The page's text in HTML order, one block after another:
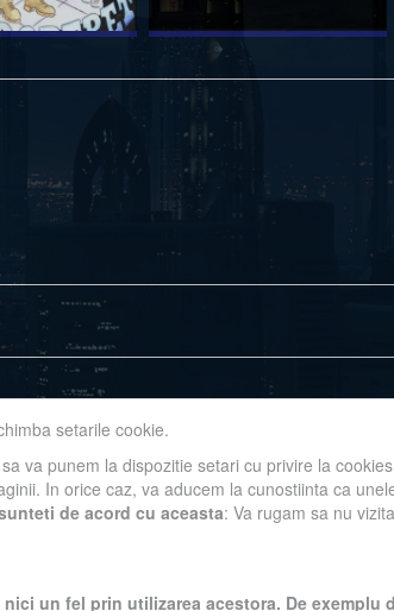
setarile cookie.
va punem la dispozitie setari cu privire la
In orice caz, va aducem la cunostiinta ca
de acord cu aceasta: Va rugam sa nu
un fel prin utilizarea acestora. De exemplu